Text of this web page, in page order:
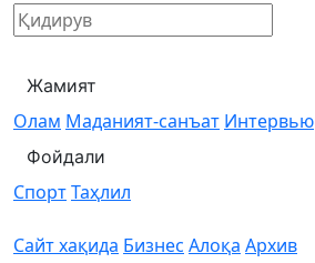
Жамият
Олам Маданият-санъат Интервью
Фойдали
СпортТаҳлил
Сайт хақида Бизнес Алоқа Архив